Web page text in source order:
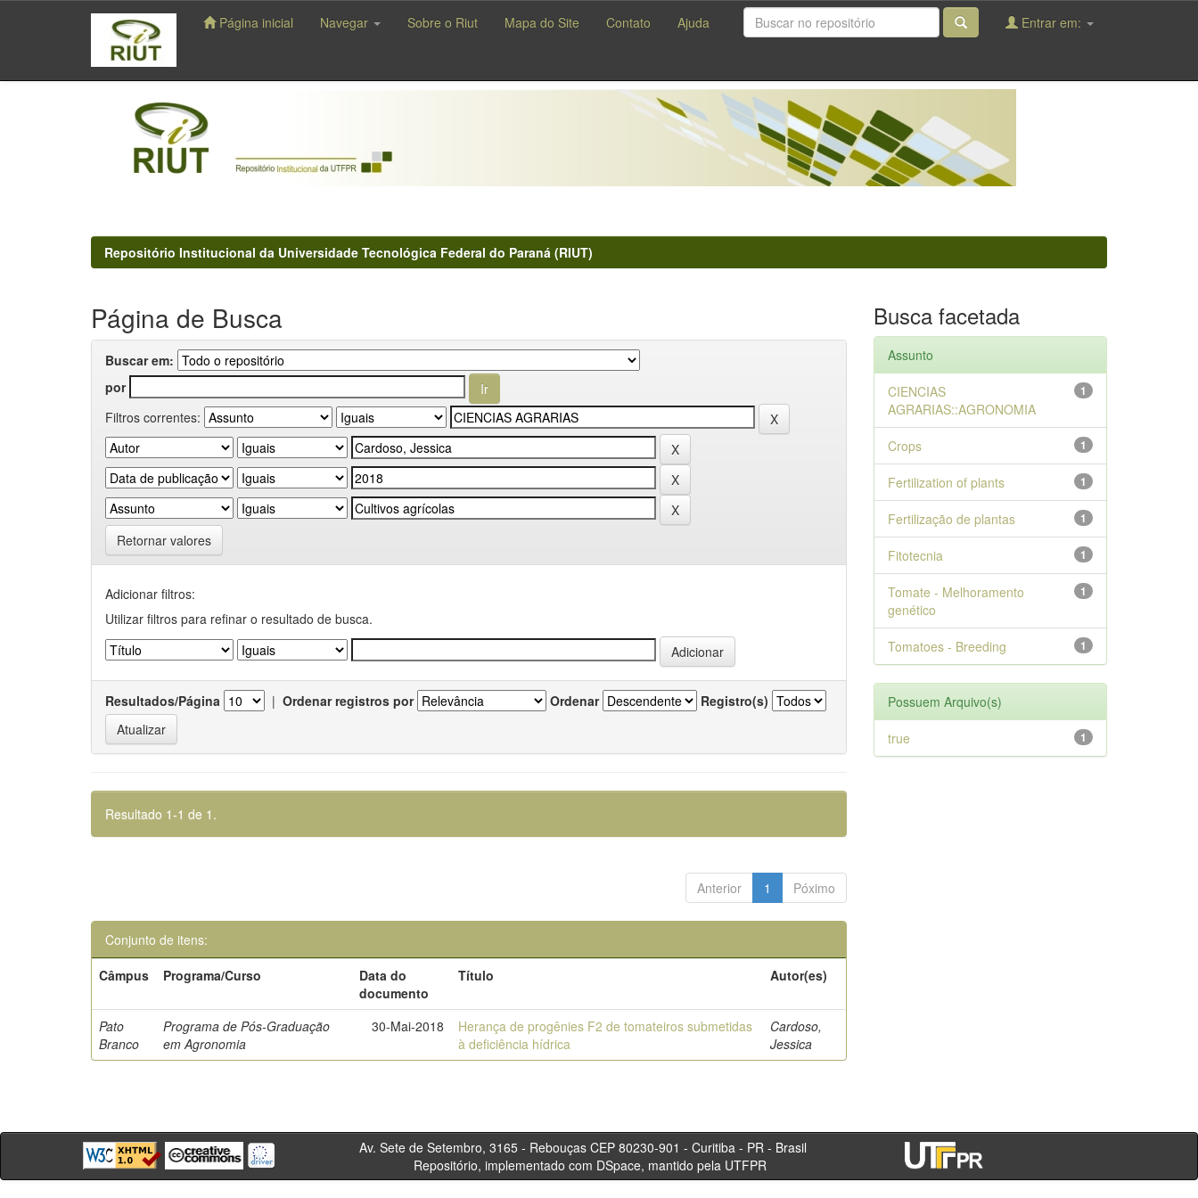
navigation
Página inicial Navegar Sobre o Riut Mapa do Site Contato Ajuda Entrar em:
Repositório Institucional da Universidade Tecnológica Federal do Paraná (RIUT)
Página de Busca
Buscar em:
por
Filtros correntes:
Retornar valores
Adicionar filtros:
Utilizar filtros para refinar o resultado de busca.
Resultados/Página | Ordenar registros por Ordenar Registro(s)
Resultado 1-1 de 1.
Anterior 1 Póximo
Conjunto de itens:
Câmpus
Programa/Curso
Data do
documento
Título Autor(es)
Pato
Branco
Programa de Pós-Graduação
em Agronomia
30-Mai-2018
Herança de progênies F2 de tomateiros submetidas
à deficiência hídrica
Cardoso,
Jessica
Busca facetada
Assunto
1
CIENCIAS
AGRARIAS::AGRONOMIA
1
Crops
1
Fertilization of plants
1
Fertilização de plantas
1
Fitotecnia
1
Tomate - Melhoramento
genético
1
Tomatoes - Breeding
Possuem Arquivo(s)
1
true
Av. Sete de Setembro, 3165 - Rebouças CEP 80230-901 - Curitiba - PR - Brasil
Repositório, implementado com DSpace, mantido pela UTFPR